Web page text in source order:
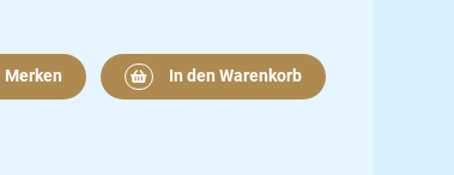
Merken In den Warenkorb